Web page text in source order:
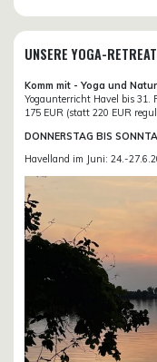
UNSERE YOGA-
Komm mit - Yoga und
Yogaunterricht Havel bis 31.
175 EUR (statt 220 EUR
DONNERSTAG BIS
Havelland im Juni: 24.-